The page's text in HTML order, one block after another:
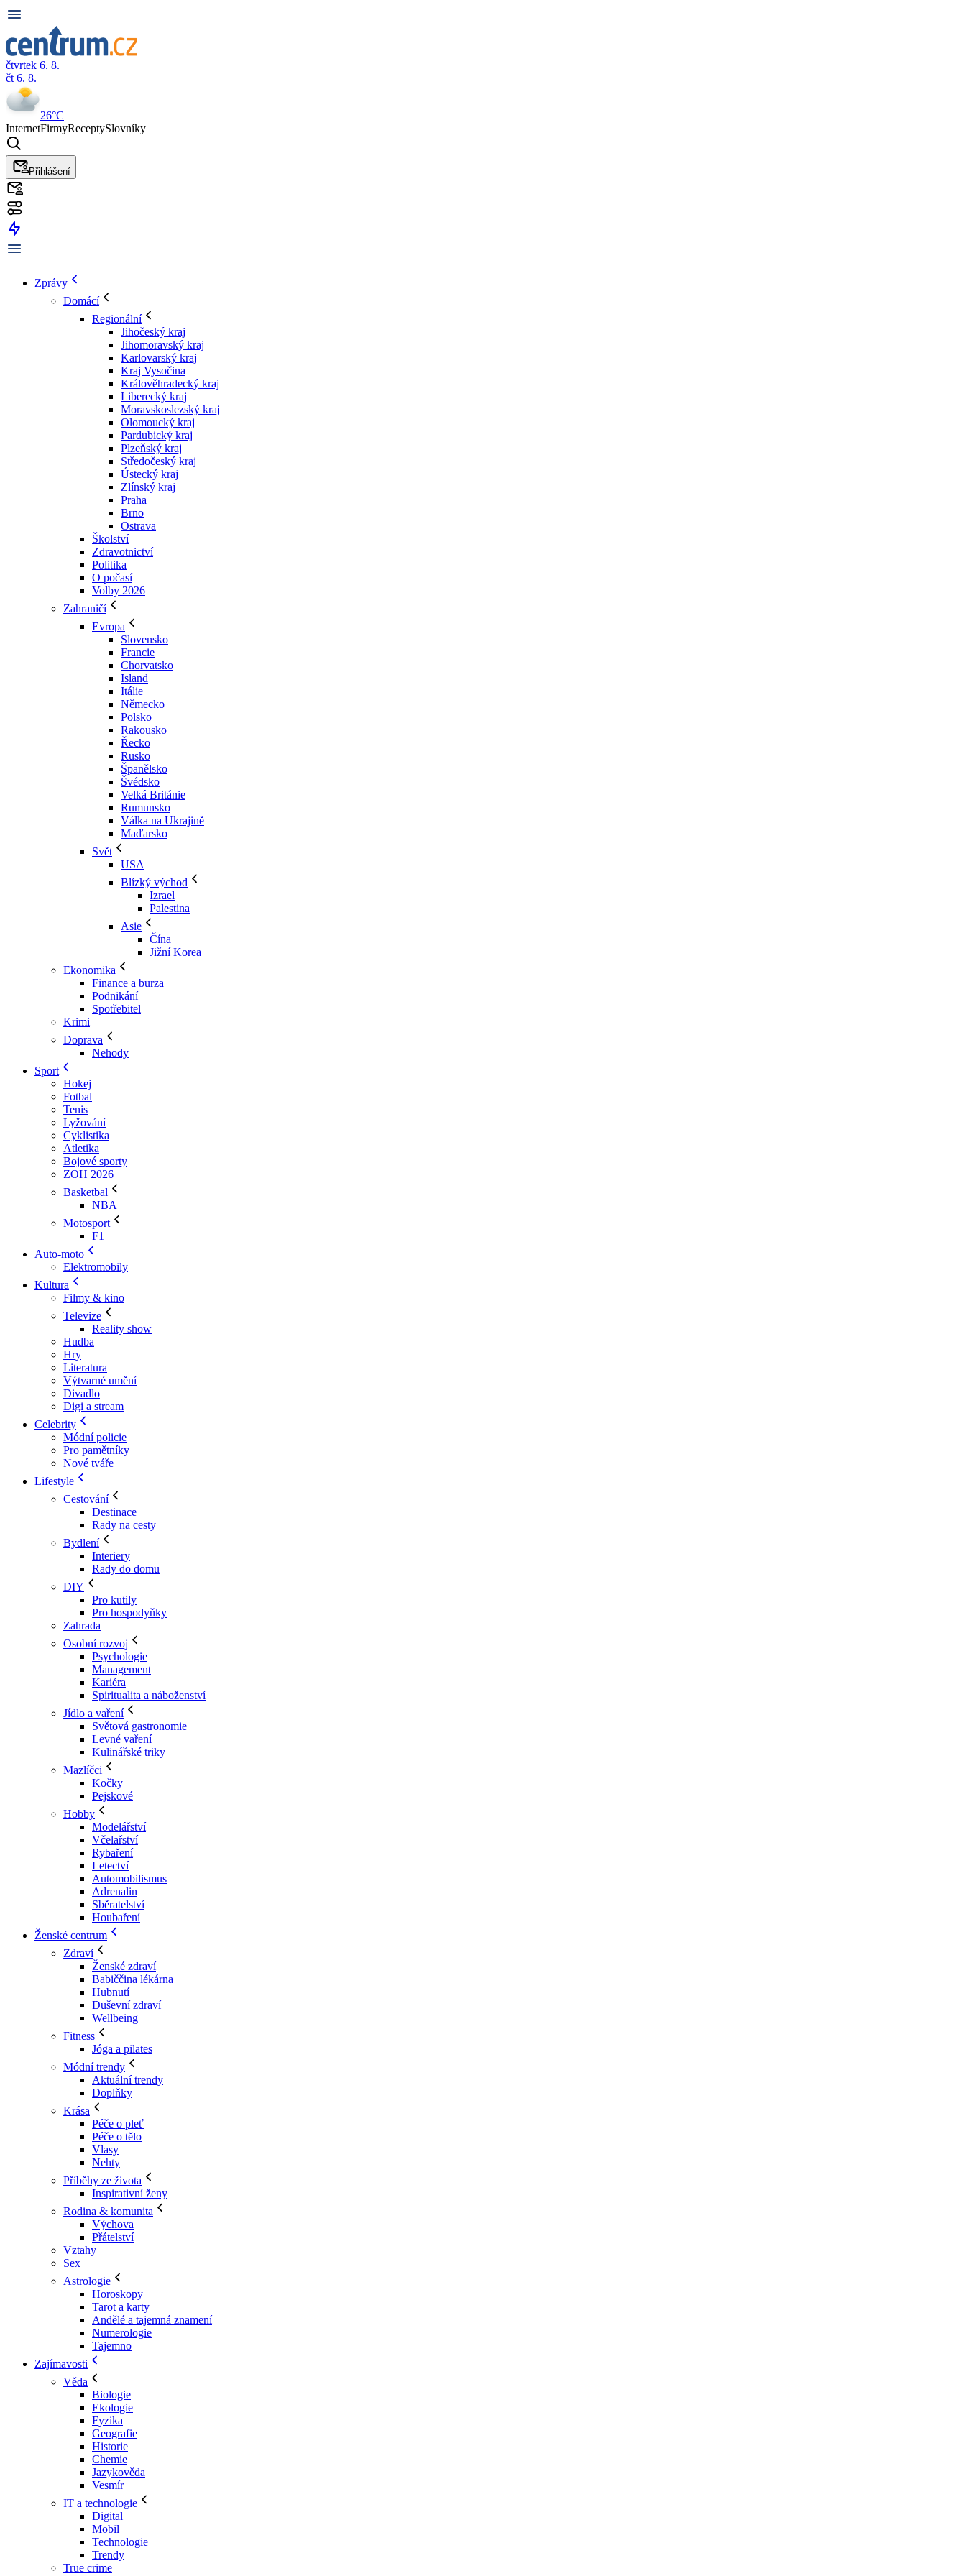
čtvrtek 6. 8.
čt 6. 8.
26°C
InternetFirmyReceptySlovníky
Přihlášení
Zprávy
Domácí
Regionální
Jihočeský kraj
Jihomoravský kraj
Karlovarský kraj
Kraj Vysočina
Králověhradecký kraj
Liberecký kraj
Moravskoslezský kraj
Olomoucký kraj
Pardubický kraj
Plzeňský kraj
Středočeský kraj
Ústecký kraj
Zlínský kraj
Praha
Brno
Ostrava
Školství
Zdravotnictví
Politika
O počasí
Volby 2026
Zahraničí
Evropa
Slovensko
Francie
Chorvatsko
Island
Itálie
Německo
Polsko
Rakousko
Řecko
Rusko
Španělsko
Švédsko
Velká Británie
Rumunsko
Válka na Ukrajině
Maďarsko
Svět
USA
Blízký východ
Izrael
Palestina
Asie
Čína
Jižní Korea
Ekonomika
Finance a burza
Podnikání
Spotřebitel
Krimi
Doprava
Nehody
Sport
Hokej
Fotbal
Tenis
Lyžování
Cyklistika
Atletika
Bojové sporty
ZOH 2026
Basketbal
NBA
Motosport
F1
Auto-moto
Elektromobily
Kultura
Filmy & kino
Televize
Reality show
Hudba
Hry
Literatura
Výtvarné umění
Divadlo
Digi a stream
Celebrity
Módní policie
Pro pamětníky
Nové tváře
Lifestyle
Cestování
Destinace
Rady na cesty
Bydlení
Interiery
Rady do domu
DIY
Pro kutily
Pro hospodyňky
Zahrada
Osobní rozvoj
Psychologie
Management
Kariéra
Spiritualita a náboženství
Jídlo a vaření
Světová gastronomie
Levné vaření
Kulinářské triky
Mazlíčci
Kočky
Pejskové
Hobby
Modelářství
Včelařství
Rybaření
Letectví
Automobilismus
Adrenalin
Sběratelství
Houbaření
Ženské centrum
Zdraví
Ženské zdraví
Babiččina lékárna
Hubnutí
Duševní zdraví
Wellbeing
Fitness
Jóga a pilates
Módní trendy
Aktuální trendy
Doplňky
Krása
Péče o pleť
Péče o tělo
Vlasy
Nehty
Příběhy ze života
Inspirativní ženy
Rodina & komunita
Výchova
Přátelství
Vztahy
Sex
Astrologie
Horoskopy
Tarot a karty
Andělé a tajemná znamení
Numerologie
Tajemno
Zajímavosti
Věda
Biologie
Ekologie
Fyzika
Geografie
Historie
Chemie
Jazykověda
Vesmír
IT a technologie
Digital
Mobil
Technologie
Trendy
True crime